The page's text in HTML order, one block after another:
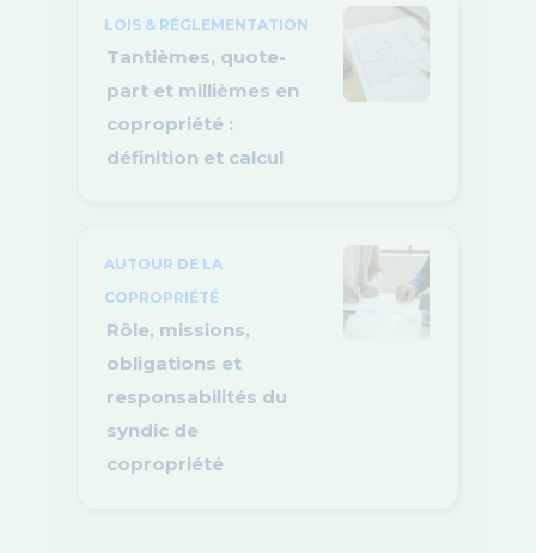
LOIS & RÉGLEMENTATION
Tantièmes, quote-
part et millièmes en
copropriété :
définition et calcul
AUTOUR DE LA
COPROPRIÉTÉ
Rôle, missions,
obligations et
responsabilités du
syndic de
copropriété